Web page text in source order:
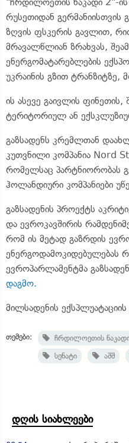
"ჩრდილოეთის ნაკადი 2"-
რუსეთიდან გერმანიისთვის
ზღვის ფსკერის გავლით,
მრავალწლიან ზრახვას,
ენერგომატარებლების
უკრაინის გზით ტრანზიტზე,
ის ასევე გაივლის ფინეთის,
ტერიტორიულ ან
გაზსადენს კრემლთან
კუთვნილი კომპანია Nord
რომელსაც პარტნიორობას
ჰოლანდიური კომპანიები
გაზსადენის პროექტს
და ევროკავშირის
რომ ის მეტად გაზრდის
ენერგოდამოკიდებულებას
ევროპარლამენტმა
დაგმო.
მილსადენის
თემები: ჩრდილოეთის
სენატი
აშშ
დღის სიახლეები